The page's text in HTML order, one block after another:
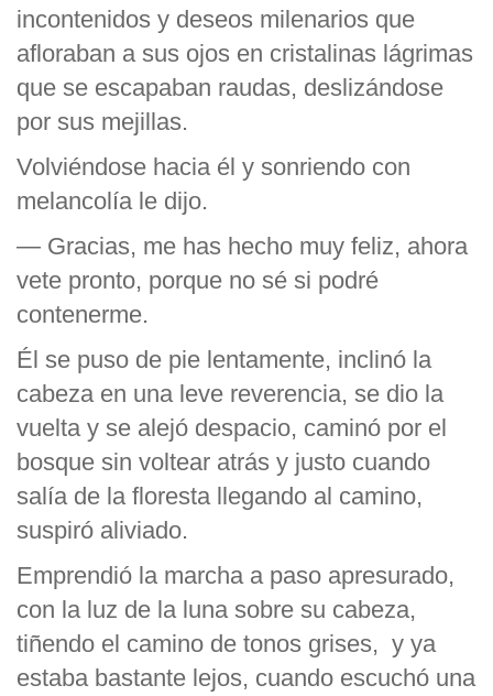
incontenidos y deseos milenarios que
afloraban a sus ojos en cristalinas lágrimas
que se escapaban raudas, deslizándose
por sus mejillas.
Volviéndose hacia él y sonriendo con
melancolía le dijo.
— Gracias, me has hecho muy feliz, ahora
vete pronto, porque no sé si podré
contenerme.
Él se puso de pie lentamente, inclinó la
cabeza en una leve reverencia, se dio la
vuelta y se alejó despacio, caminó por el
bosque sin voltear atrás y justo cuando
salía de la floresta llegando al camino,
suspiró aliviado.
Emprendió la marcha a paso apresurado,
con la luz de la luna sobre su cabeza,
tiñendo el camino de tonos grises, y ya
estaba bastante lejos, cuando escuchó una